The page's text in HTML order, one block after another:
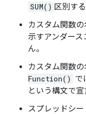
SUM() 区別す
カスタム関数
示すアンダース
ん。
カスタム関数の
Function() で
という構文で宣
スプレッドシー